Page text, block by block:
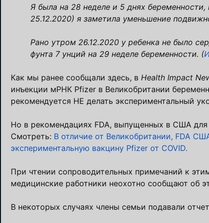
Я была на 28 неделе и 5 днях
25.12.2020) я заметила уменьшение
Рано утром 26.12.2020 у ребенка не было
фунта 7 унций на 29 неделе беременности. (
Как мы ранее сообщали здесь, в Health Impact
инъекции мРНК Pfizer в Великобритании
рекомендуется НЕ делать экспериментальный
Но в рекомендациях FDA, выпущенных в США
Смотреть: В отличие от Великобритании, FDA
экспериментальную вакцину Pfizer от COVID.
При чтении сопроводительных примечаний к
медицинские работники неохотно сообщают об
В некоторых случаях члены семьи подавали